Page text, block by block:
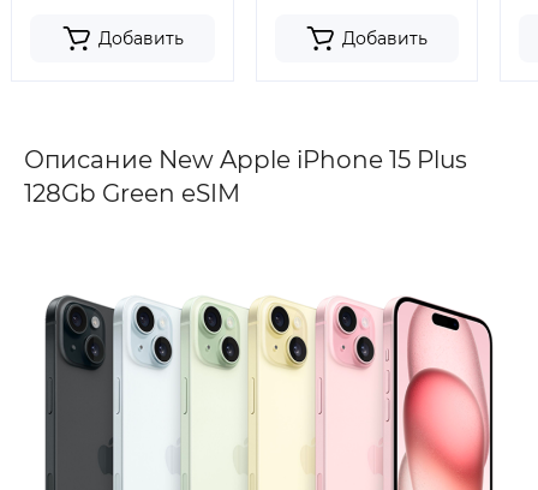
Добавить Добавить
Описание New Apple iPhone 15 Plus
128Gb Green eSIM